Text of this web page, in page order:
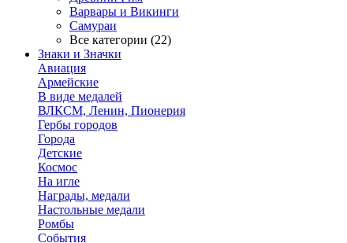
Варвары и Викинги
Самураи
Все категории (22)
Знаки и Значки
Авиация
Армейские
В виде медалей
ВЛКСМ, Ленин, Пионерия
Гербы городов
Города
Детские
Космос
На игле
Награды, медали
Настольные медали
Ромбы
События